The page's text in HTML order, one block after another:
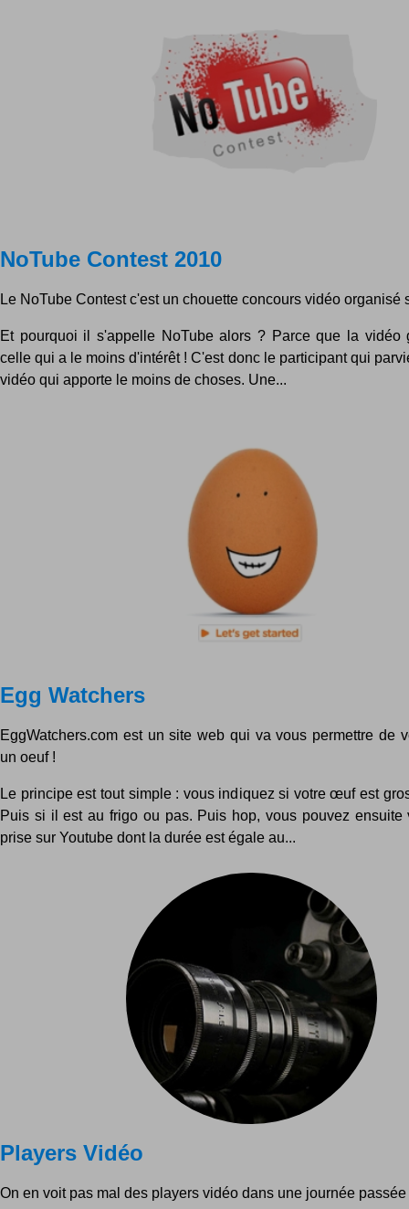
NoTube Contest 2010
Le NoTube Contest c'est un chouette concours vidéo organisé
Et pourquoi il s'appelle NoTube alors ? Parce que la vidéo
celle qui a le moins d'intérêt ! C'est donc le participant qui
vidéo qui apporte le moins de choses. Une...
Egg Watchers
EggWatchers.com est un site web qui va vous permettre de
un oeuf !
Le principe est tout simple : vous indiquez si votre œuf est
Puis si il est au frigo ou pas. Puis hop, vous pouvez ensuite
prise sur Youtube dont la durée est égale au...
Players Vidéo
On en voit pas mal des players vidéo dans une journée